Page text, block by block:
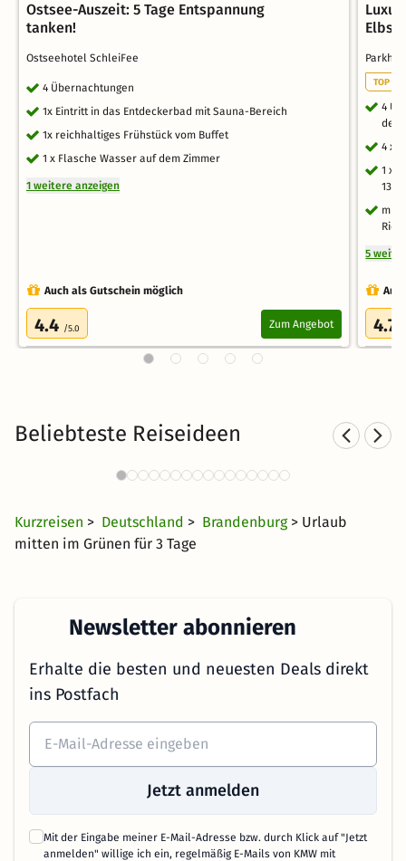
Ostsee-Auszeit: 5 Tage Entspannung
tanken!
Ostseehotel SchleiFee
4 Übernachtungen
1x Eintritt in das Entdeckerbad mit Sauna-Bereich
1x reichhaltiges Frühstück vom Buffet
1 x Flasche Wasser auf dem Zimmer
1 weitere anzeigen
Auch als Gutschein möglich
4.4 /5.0 Zum Angebot
TOP
4
des
4 x
1 x
mit
5
4.7
Beliebteste Reiseideen
33 CHF
Romantische Hotels in
Kurzreisen > Deutschland > Brandenburg > Urlaub
mitten im Grünen für 3 Tage
Newsletter abonnieren
Erhalte die besten und neuesten Deals direkt
ins Postfach
Jetzt anmelden
Mit der Eingabe meiner E-Mail-Adresse bzw. durch Klick auf "Jetzt
anmelden" willige ich ein, regelmäßig E-Mails von KMW mit